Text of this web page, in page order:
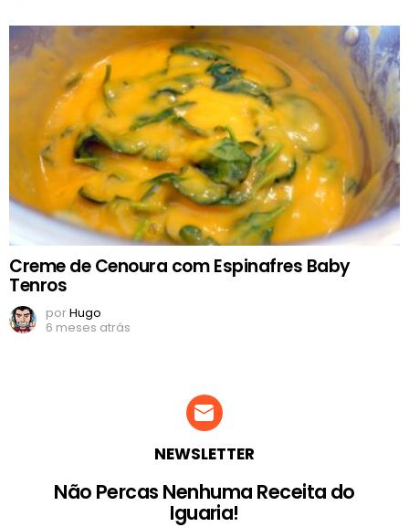
Creme de Cenoura com Espinafres Baby
Tenros
porHugo
6 meses atrás
NEWSLETTER
Não Percas Nenhuma Receita do
Iguaria!